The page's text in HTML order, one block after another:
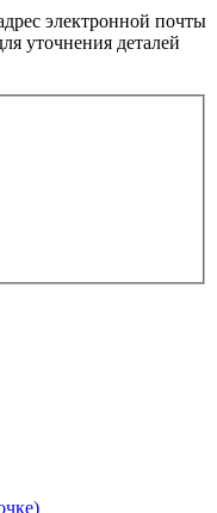
электронной почты
уточнения деталей